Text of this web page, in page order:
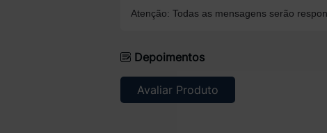
Atenção: Todas as mensagens serão
Depoimentos
Avaliar Produto